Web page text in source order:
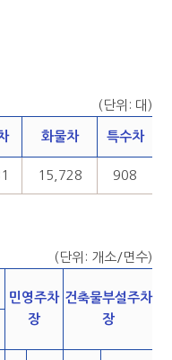
(단위: 대)
화물차 특수차
15,728 908
(단위: 개소/면수)
민영주차
장
건축물부설주차
장